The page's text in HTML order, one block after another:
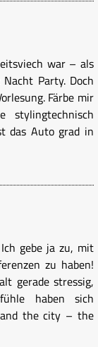
war – als
Party. Doch
Färbe mir
stylingtechnisch
das Auto grad in
gebe ja zu, mit
zu haben!
gerade stressig,
haben sich
and the city – the